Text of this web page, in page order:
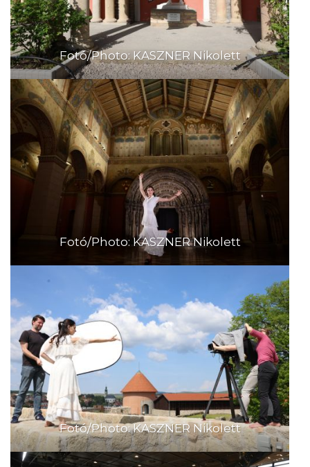
Fotó/Photo: KASZNER Nikolett
Fotó/Photo: KASZNER Nikolett
Fotó/Photo: KASZNER Nikolett